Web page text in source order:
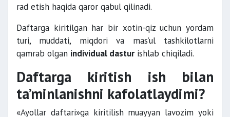
rad etish haqida qaror qabul qilinadi.
Daftarga kiritilgan har bir xotin-qiz uchun yordam
turi, muddati, miqdori va mas’ul tashkilotlarni
qamrab olgan individual dastur ishlab chiqiladi.
Daftarga kiritish ish bilan
ta’minlanishni kafolatlaydimi?
«Ayollar daftari»ga kiritilish muayyan lavozim yoki